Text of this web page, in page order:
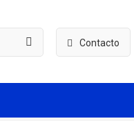
Contacto